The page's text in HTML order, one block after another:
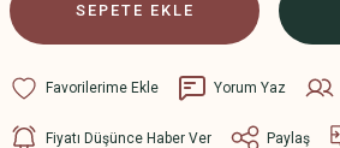
SEPETE EKLE
Yorum Yaz
Fiyatı Düşünce Haber Ver Paylaş